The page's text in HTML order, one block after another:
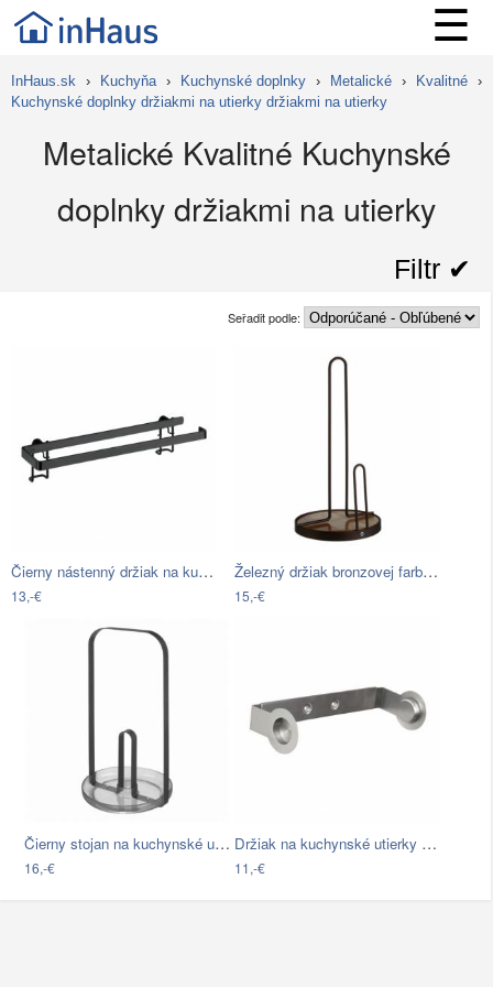
☰
InHaus.sk › Kuchyňa › Kuchynské doplnky › Metalické › Kvalitné ›
Kuchynské doplnky držiakmi na utierky držiakmi na utierky
Metalické Kvalitné Kuchynské
doplnky držiakmi na utierky
Filtr ✔︎
Seřadit podle:
Čierny nástenný držiak na kuchynské…
13,-€
Železný držiak bronzovej farby na…
15,-€
Čierny stojan na kuchynské utierky…
16,-€
Držiak na kuchynské utierky Wenko Cerri
11,-€